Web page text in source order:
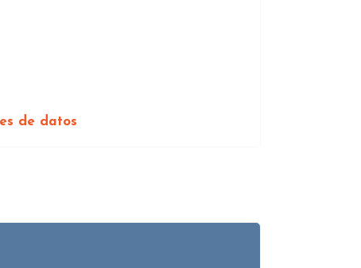
de datos